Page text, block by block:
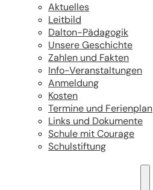
Aktuelles
Leitbild
Dalton-Pädagogik
Unsere Geschichte
Zahlen und Fakten
Info-Veranstaltungen
Anmeldung
Kosten
Termine und Ferienplan
Links und Dokumente
Schule mit Courage
Schulstiftung